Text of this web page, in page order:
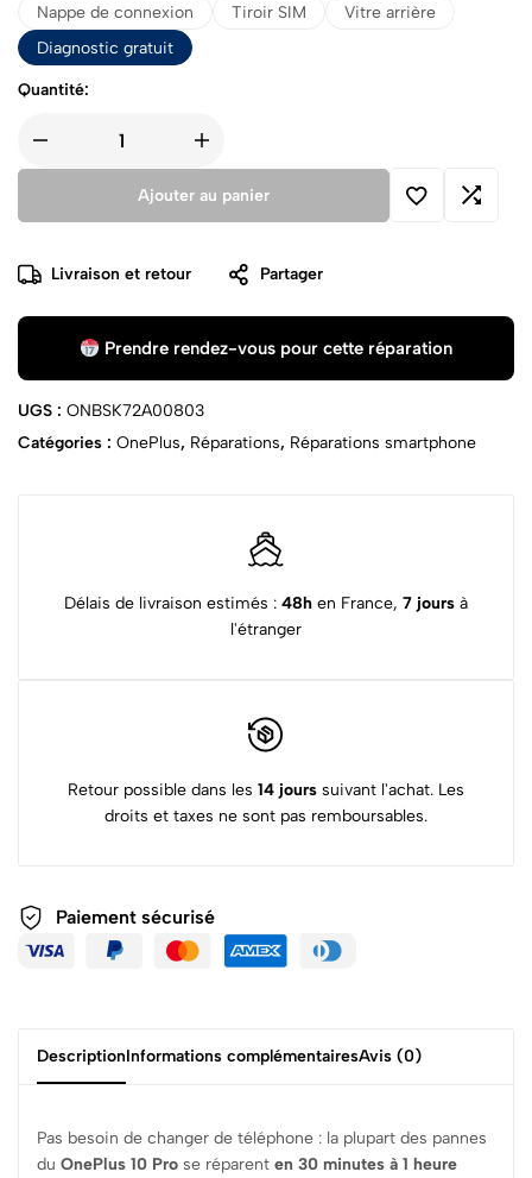
Nappe de connexion
Tiroir SIM
Vitre arrière
Diagnostic gratuit
Quantité:
Ajouter au panier
Livraison et retour Partager
Prendre rendez-vous pour cette réparation
UGS : ONBSK72A00803
Catégories : OnePlus, Réparations, Réparations smartphone
Délais de livraison estimés : 48h en France, 7 jours à
l'étranger
Retour possible dans les 14 jours suivant l'achat. Les
droits et taxes ne sont pas remboursables.
Paiement sécurisé
DescriptionInformations complémentairesAvis (0)
Pas besoin de changer de téléphone : la plupart des pannes
du OnePlus 10 Pro se réparent en 30 minutes à 1 heure